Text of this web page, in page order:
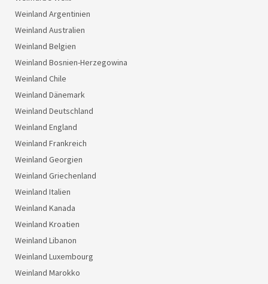
Weinland Argentinien
Weinland Australien
Weinland Belgien
Weinland Bosnien-Herzegowina
Weinland Chile
Weinland Dänemark
Weinland Deutschland
Weinland England
Weinland Frankreich
Weinland Georgien
Weinland Griechenland
Weinland Italien
Weinland Kanada
Weinland Kroatien
Weinland Libanon
Weinland Luxembourg
Weinland Marokko